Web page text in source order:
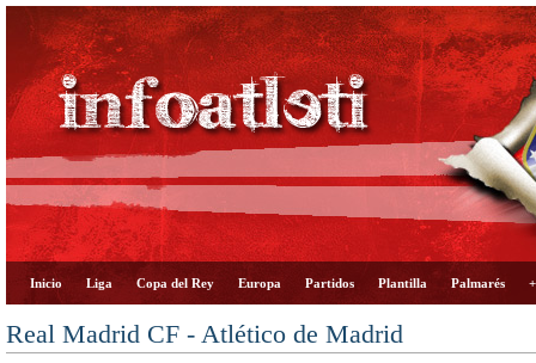
Inicio Liga Copa del Rey Europa Partidos Plantilla Palmarés
Real Madrid CF - Atlético de Madrid